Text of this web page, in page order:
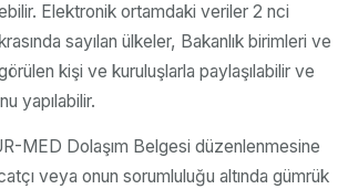
Elektronik ortamdaki veriler 2 nci
sayılan ülkeler, Bakanlık birimleri ve
kişi ve kuruluşlarla paylaşılabilir ve
yapılabilir.
MED Dolaşım Belgesi düzenlenmesine
veya onun sorumluluğu altında gümrük